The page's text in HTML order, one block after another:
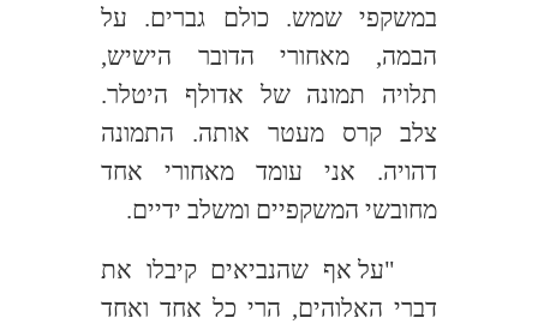
במשקפי שמש. כולם גברים. על
הבמה, מאחורי הדובר הישיש,
תלויה תמונה של אדולף היטלר.
צלב קרס מעטר אותה. התמונה
דהויה. אני עומד מאחורי אחד
מחובשי המשקפיים ומשלב ידיים.
"על אף שהנביאים קיבלו את
דברי האלוהים, הרי כל אחד ואחד